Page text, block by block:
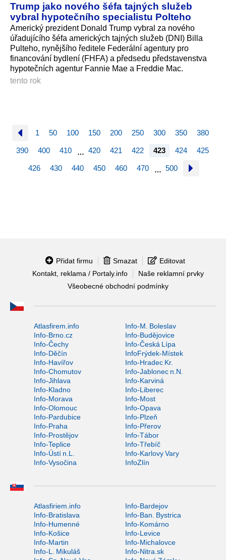
Trump jako nového šéfa tajných služeb
vybral hypotečního specialistu Polteho
Americký prezident Donald Trump vybral za nového
úřadujícího šéfa amerických tajných služeb (DNI) Billa
Pulteho, nynějšího ředitele Federální agentury pro
financování bydlení (FHFA) a předsedu představenstva
hypotečních agentur Fannie Mae a Freddie Mac.
tento rok
1 50 100 150 200 250 300 350 380
390 400 410 … 420 421 422 423 424 425
426 430 440 450 460 470 … 500
Přidat firmu Smazat
Editovat
Kontakt, reklama / Portaly.info
Naše reklamní prvky
Všeobecné obchodní podmínky
Atlasfirem.info
Info-M. Boleslav
Info-Brno.cz
Info-Budějovice
Info-Čechy
Info-Česká Lípa
Info-Děčín
InfoFrýdek-Místek
Info-Havířov
Info-Hradec Kr.
Info-Chomutov
Info-Jablonec n.N.
Info-Jihlava
Info-Karviná
Info-Kladno
Info-Liberec
Info-Morava
Info-Most
Info-Olomouc
Info-Opava
Info-Pardubice
Info-Plzeň
Info-Praha
Info-Přerov
Info-Prostějov
Info-Tábor
Info-Teplice
Info-Třebíč
Info-Ústí n.L.
Info-Karlovy Vary
Info-Vysočina
InfoZlín
Atlasfiriem.info
Info-Bardejov
Info-Bratislava
Info-Ban. Bystrica
Info-Humenné
Info-Komárno
Info-Košice
Info-Levice
Info-Martin
Info-Michalovce
Info-L. Mikuláš
Info-Nitra.sk